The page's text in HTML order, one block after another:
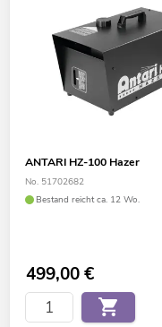
ANTARI HZ-100 Hazer
No. 51702682
Bestand reicht ca. 12 Wo.
499,00€